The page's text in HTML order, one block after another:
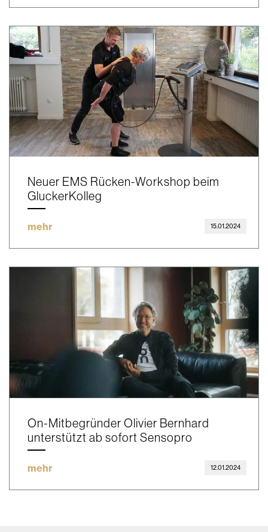
Neuer EMS Rücken-Workshop beim
GluckerKolleg
mehr 15.01.2024
On-Mitbegründer Olivier Bernhard
unterstützt ab sofort Sensopro
mehr 12.01.2024